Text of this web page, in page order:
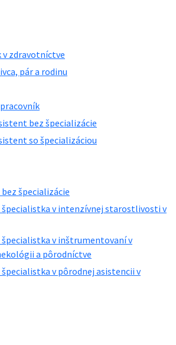
v zdravotníctve
pár a rodinu
bez špecializácie
so špecializáciou
špecializácie
v intenzívnej starostlivosti v
v inštrumentovaní v
a pôrodníctve
v pôrodnej asistencii v